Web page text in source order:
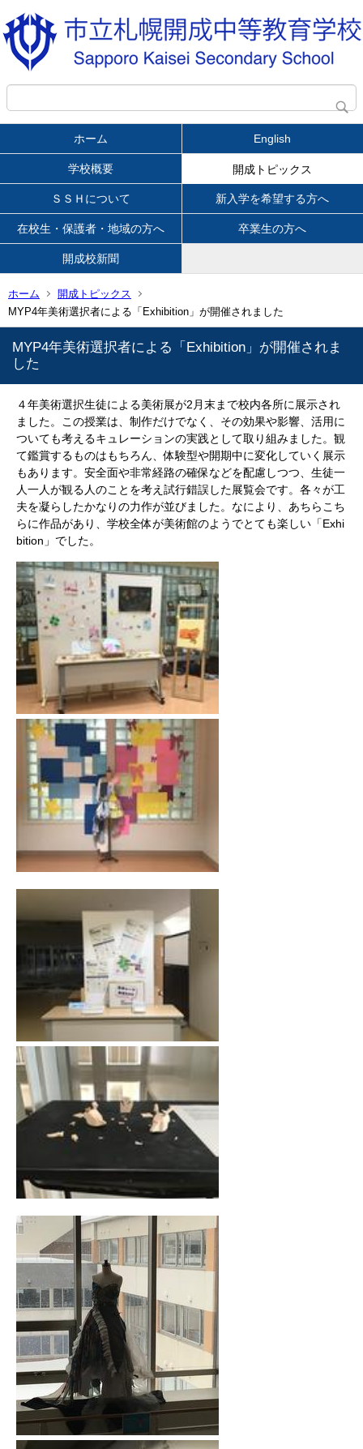
ホーム English
学校概要 開成トピックス
ＳＳＨについて 新入学を希望する方へ
在校生・保護者・地域の方へ 卒業生の方へ
開成校新聞
ホーム
開成トピックス
MYP4年美術選択者による「Exhibition」が開催されました
MYP4年美術選択者による「Exhibition」が開催されま
した
４年美術選択生徒による美術展が2月末まで校内各所に展示され
ました。この授業は、制作だけでなく、その効果や影響、活用に
ついても考えるキュレーションの実践として取り組みました。観
て鑑賞するものはもちろん、体験型や開期中に変化していく展示
もあります。安全面や非常経路の確保などを配慮しつつ、生徒一
人一人が観る人のことを考え試行錯誤した展覧会です。各々が工
夫を凝らしたかなりの力作が並びました。なにより、あちらこち
らに作品があり、学校全体が美術館のようでとても楽しい「Exhi
bition」でした。